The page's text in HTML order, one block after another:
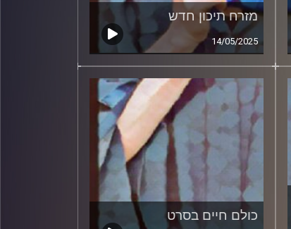
מזרח תיכון חדש
14/05/2025
כולם חיים בסרט